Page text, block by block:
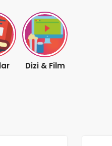
Dizi & Film